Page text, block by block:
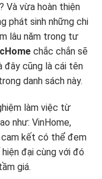
Và vừa hoàn thiện
phát sinh những chi
lâu năm trong tư
chắc chắn sẽ
đây cũng là cái tên
danh sách này.
làm việc từ
như: VinHome,
cam kết có thể đem
đại cùng với đó
giá.